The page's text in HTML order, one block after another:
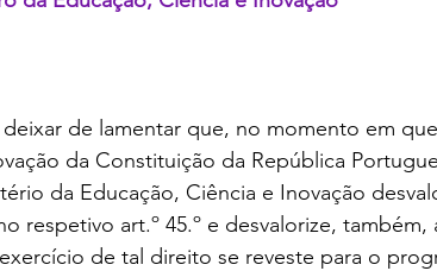
de lamentar que, no momento em
da Constituição da República
da Educação, Ciência e Inovação
respetivo art.º 45.º e desvalorize, também,
de tal direito se reveste para o